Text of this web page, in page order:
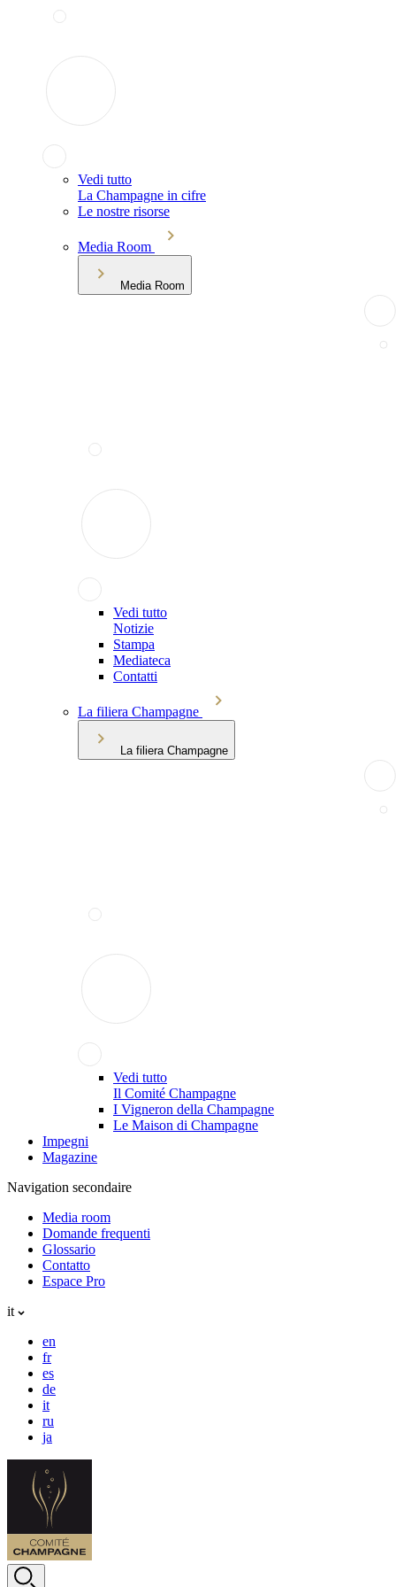
Vedi tutto
La Champagne in cifre
Le nostre risorse
Media Room
Media Room
Vedi tutto
Notizie
Stampa
Mediateca
Contatti
La filiera Champagne
La filiera Champagne
Vedi tutto
Il Comité Champagne
I Vigneron della Champagne
Le Maison di Champagne
Impegni
Magazine
Navigation secondaire
Media room
Domande frequenti
Glossario
Contatto
Espace Pro
it
en
fr
es
de
it
ru
ja